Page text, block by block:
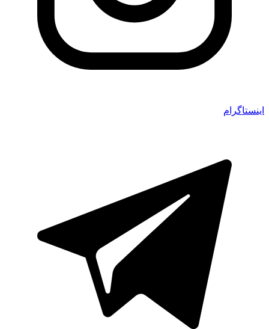
اینستاگرام